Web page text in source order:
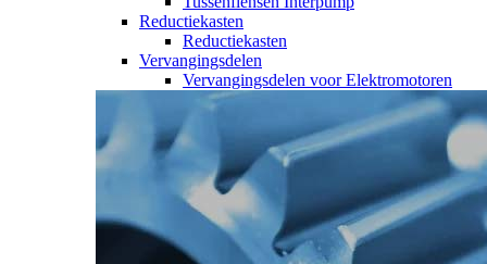
Reductiekasten
Reductiekasten
Vervangingsdelen
Vervangingsdelen voor Elektromotoren